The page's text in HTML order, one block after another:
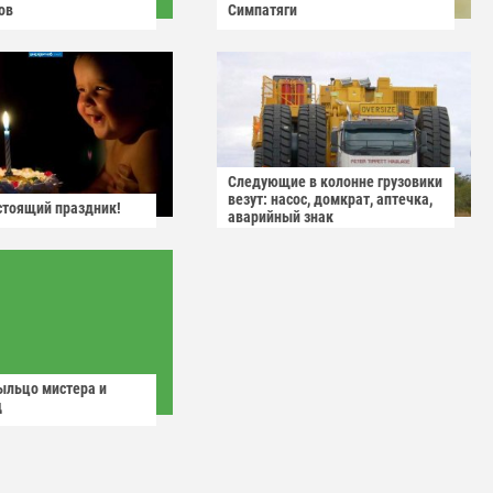
Симпатяги
праздник!
Следующие в колонне грузовики
везут: насос, домкрат, аптечка,
аварийный знак
мистера и